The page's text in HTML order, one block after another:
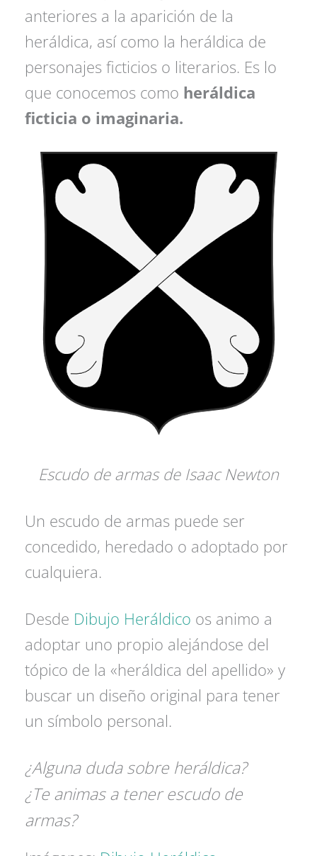
anteriores a la aparición de la
heráldica, así como la heráldica de
personajes ficticios o literarios. Es lo
que conocemos como heráldica
ficticia o imaginaria.
Escudo de armas de Isaac Newton
Un escudo de armas puede ser
concedido, heredado o adoptado por
cualquiera.
Desde Dibujo Heráldico os animo a
adoptar uno propio alejándose del
tópico de la «heráldica del apellido» y
buscar un diseño original para tener
un símbolo personal.
¿Alguna duda sobre heráldica?
¿Te animas a tener escudo de
armas?